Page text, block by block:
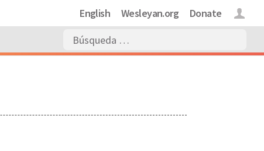
English Wesleyan.org Donate Login